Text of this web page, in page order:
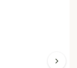
chevron_right